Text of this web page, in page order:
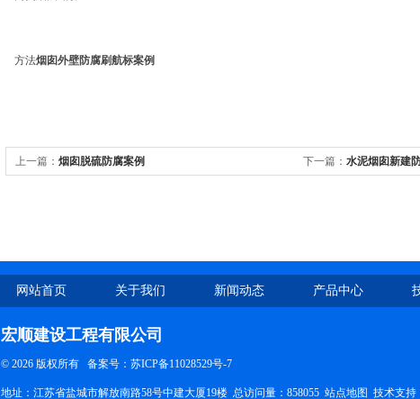
方法烟囱外壁防腐刷航标案例
上一篇： 烟囱脱硫防腐案例 下一篇： 水泥烟囱新建
网站首页 关于我们 新闻动态 产品中心
宏顺建设工程有限公司
© 2026 版权所有 备案号：苏ICP备11028529号-7
地址：江苏省盐城市解放南路58号中建大厦19楼 总访问量：858055 站点地图 技术支持